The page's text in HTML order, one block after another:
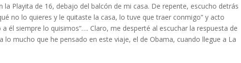
Playita de 16, debajo del balcón de mi casa. De repente, escucho detrás
no lo quieres y le quitaste la casa, lo tuve que traer conmigo” y acto
él siempre lo quisimos”…. Claro, me desperté al escuchar la respuesta de
lo mucho que he pensado en este viaje, el de Obama, cuando llegue a La